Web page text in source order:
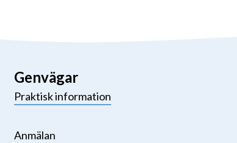
Genvägar
Praktisk information
Anmälan